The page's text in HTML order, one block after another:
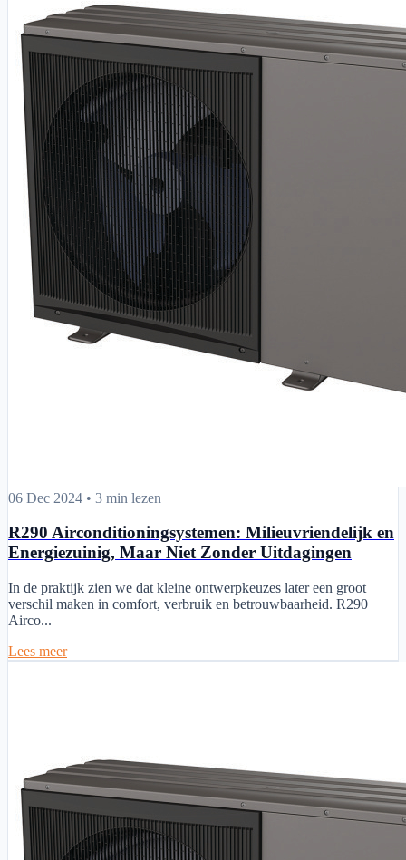
R290 Airconditioningsystemen: Milieuvriendelijk en Energiezuinig,
06 Dec 2024 • 3 min lezen
R290 Airconditioningsystemen: Milieuvriendelijk en
Energiezuinig, Maar Niet Zonder Uitdagingen
In de praktijk zien we dat kleine ontwerpkeuzes later een groot
verschil maken in comfort, verbruik en betrouwbaarheid. R290
Airco...
Lees meer